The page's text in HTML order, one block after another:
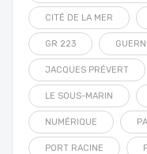
CITÉ DE LA MER
GR 223
JACQUES PRÉVERT
LE SOUS-MARIN
NUMÉRIQUE
PORT RACINE